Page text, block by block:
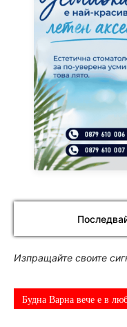
Изпращайте своите
Будна Варна вече е в